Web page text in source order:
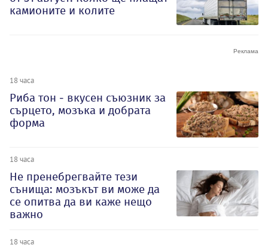
камионите и колите
18 часа
Риба тон - вкусен съюзник за
сърцето, мозъка и добрата
форма
18 часа
Не пренебрегвайте тези
сънища: мозъкът ви може да
се опитва да ви каже нещо
важно
18 часа